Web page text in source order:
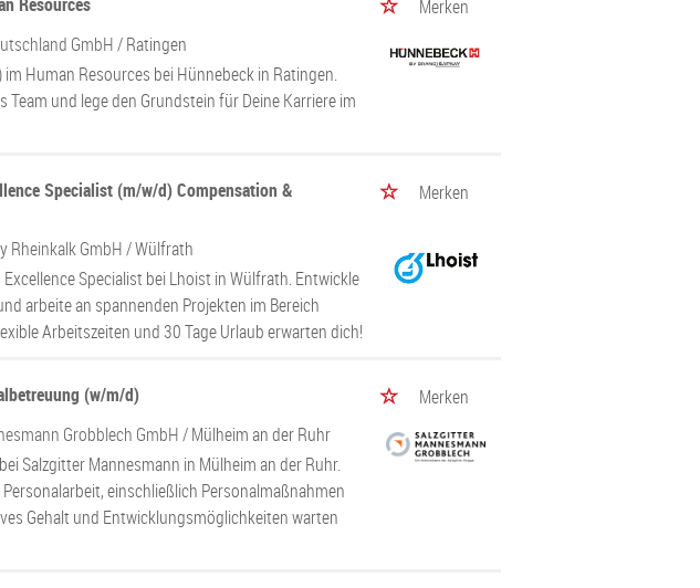
Merken
GmbH/ Ratingen
Human Resources bei Hünnebeck in Ratingen.
und lege den Grundstein für Deine Karriere im
Specialist (m/w/d) Compensation & Merken
Rheinkalk GmbH/ Wülfrath
Specialist bei Lhoist in Wülfrath. Entwickle
arbeite an spannenden Projekten im Bereich
Arbeitszeiten und 30 Tage Urlaub erwarten dich!
(w/m/d)
Merken
Grobblech GmbH/ Mülheim an der Ruhr
Salzgitter Mannesmann in Mülheim an der Ruhr.
einschließlich Personalmaßnahmen
Gehalt und Entwicklungsmöglichkeiten warten